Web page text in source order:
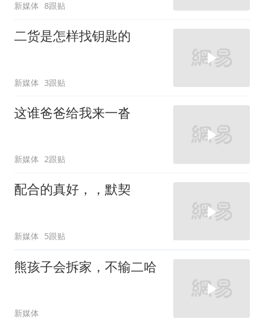
新媒体 8跟贴
二货是怎样找钥匙的
新媒体 3跟贴
这谁爸爸给我来一沓
新媒体 2跟贴
配合的真好，，默契
新媒体 5跟贴
熊孩子会拆家，不输二哈
新媒体